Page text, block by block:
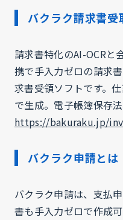
バクラク請求書受
請求書特化のAI-OCRと
携で手入力ゼロの請求
求書受領ソフトです。
で生成。電子帳簿保存
https://bakuraku.jp/
バクラク申請とは
バクラク申請は、支払
書も手入力ゼロで作成